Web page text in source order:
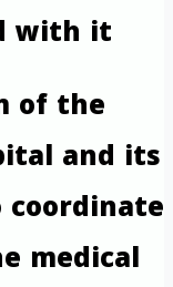
with it
of the
and its
medical